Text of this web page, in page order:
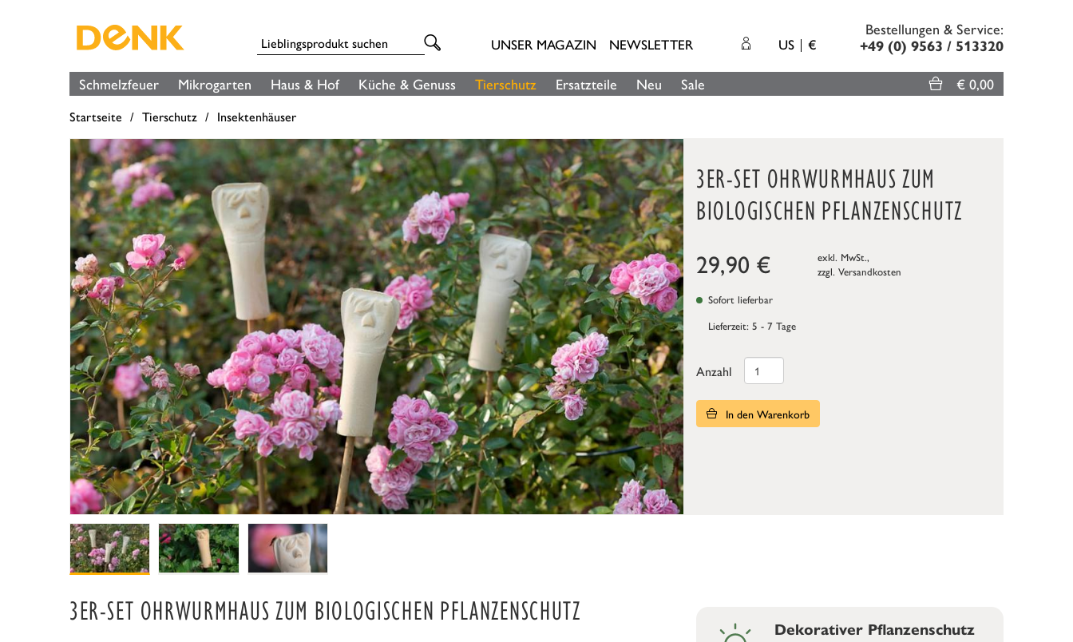
UNSER MAGAZIN NEWSLETTER US €
Bestellungen & Service:
+49 (0) 9563 / 513320
Schmelzfeuer Mikrogarten Haus & Hof Küche & Genuss Tierschutz Ersatzteile Neu Sale € 0,00
Startseite Tierschutz Insektenhäuser
3ER-SET OHRWURMHAUS ZUM
BIOLOGISCHEN PFLANZENSCHUTZ
29,90 €
exkl. MwSt.,
zzgl. Versandkosten
Sofort lieferbar
Lieferzeit: 5 - 7 Tage
Anzahl
In den Warenkorb
3ER-SET OHRWURMHAUS ZUM BIOLOGISCHEN PFLANZENSCHUTZ
Dekorativer Pflanzenschutz